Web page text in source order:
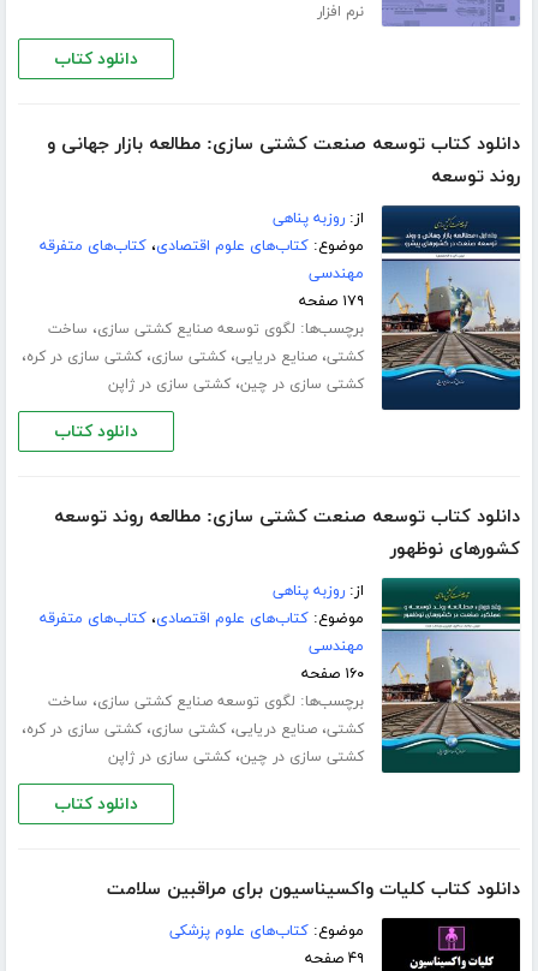
نرم افزار
دانلود کتاب
دانلود کتاب توسعه صنعت کشتی سازی: مطالعه بازار جهانی و
روند توسعه
از:روزبه پناهی
موضوع:کتاب‌های علوم اقتصادی،کتاب‌های متفرقه
مهندسی
۱۷۹ صفحه
برچسب‌ها: لگوی توسعه صنایع کشتی‏ سازی، ساخت
کشتی،صنایع دریایی،کشتی سازی،کشتی سازی در کره،
کشتی سازی در چین،کشتی سازی در ژاپن
دانلود کتاب
دانلود کتاب توسعه صنعت کشتی سازی: مطالعه روند توسعه
کشورهای نوظهور
از:روزبه پناهی
موضوع:کتاب‌های علوم اقتصادی،کتاب‌های متفرقه
مهندسی
۱۶۰ صفحه
برچسب‌ها: لگوی توسعه صنایع کشتی‏ سازی، ساخت
کشتی،صنایع دریایی،کشتی سازی،کشتی سازی در کره،
کشتی سازی در چین،کشتی سازی در ژاپن
دانلود کتاب
دانلود کتاب کلیات واکسیناسیون برای مراقبین سلامت
موضوع:کتاب‌های علوم پزشکی
۴۹ صفحه